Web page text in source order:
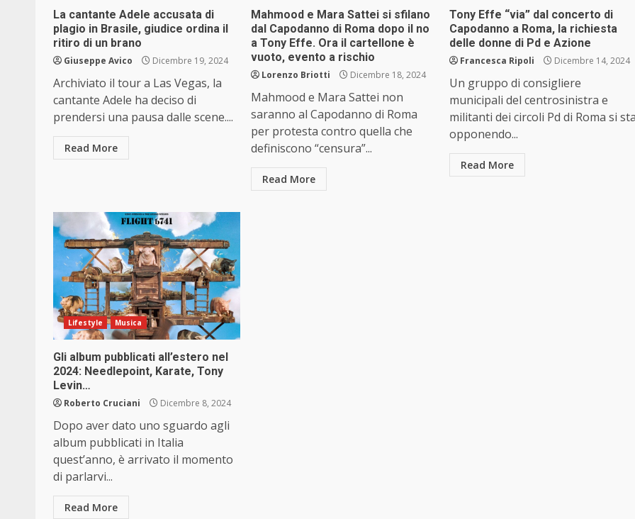
La cantante Adele accusata di
plagio in Brasile, giudice ordina il
ritiro di un brano
Giuseppe Avico Dicembre 19, 2024
Archiviato il tour a Las Vegas, la
cantante Adele ha deciso di
prendersi una pausa dalle scene....
Read More
Mahmood e Mara Sattei si sfilano
dal Capodanno di Roma dopo il no
a Tony Effe. Ora il cartellone è
vuoto, evento a rischio
Lorenzo Briotti Dicembre 18, 2024
Mahmood e Mara Sattei non
saranno al Capodanno di Roma
per protesta contro quella che
definiscono “censura”...
Read More
Tony Effe “via” dal concerto di
Capodanno a Roma, la richiesta
delle donne di Pd e Azione
Francesca Ripoli Dicembre 14, 2024
Un gruppo di consigliere
municipali del centrosinistra e
militanti dei circoli Pd di Roma si
opponendo...
Read More
Lifestyle Musica
Gli album pubblicati all’estero nel
2024: Needlepoint, Karate, Tony
Levin…
Roberto Cruciani Dicembre 8, 2024
Dopo aver dato uno sguardo agli
album pubblicati in Italia
quest’anno, è arrivato il momento
di parlarvi...
Read More